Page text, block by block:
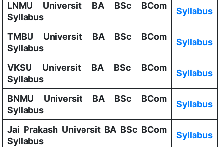
LNMU Universit BA BSc BCom
Syllabus
Syllabus
TMBU Universit BA BSc BCom
Syllabus
Syllabus
VKSU Universit BA BSc BCom
Syllabus
Syllabus
BNMU Universit BA BSc BCom
Syllabus
Syllabus
Jai Prakash Universit BA BSc BCom
Syllabus
Syllabus